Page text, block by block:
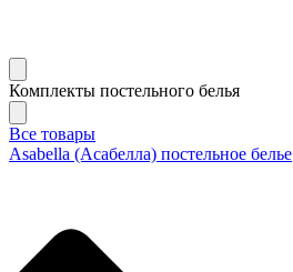
Комплекты постельного белья
Все товары
Asabella (Асабелла) постельное белье